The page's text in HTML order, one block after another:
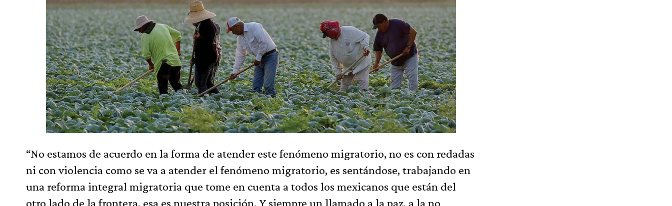
“No estamos de acuerdo en la forma de atender este fenómeno migratorio, no es con redadas
ni con violencia como se va a atender el fenómeno migratorio, es sentándose, trabajando en
una reforma integral migratoria que tome en cuenta a todos los mexicanos que están del
otro lado de la frontera, esa es nuestra posición. Y siempre un llamado a la paz, a la no